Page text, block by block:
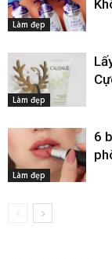
Làm đẹp
Làm đẹp
Làm đẹp
6